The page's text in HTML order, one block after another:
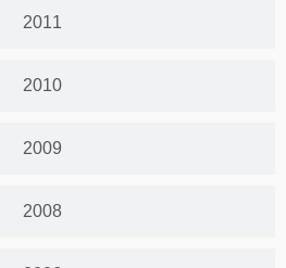
2011
2010
2009
2008